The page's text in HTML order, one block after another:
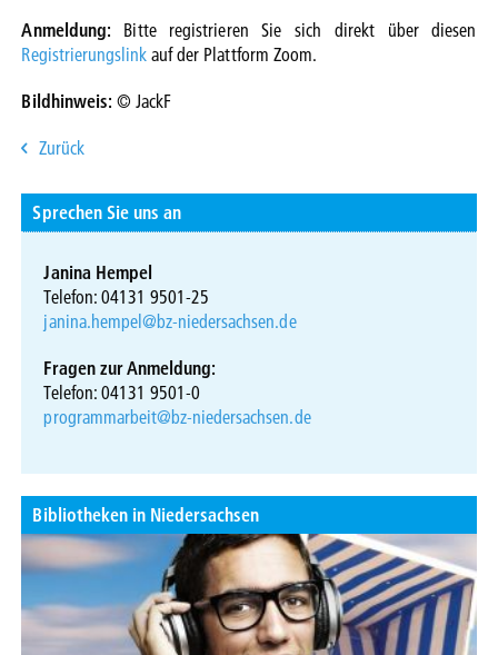
Anmeldung: Bitte registrieren Sie sich direkt über diesen
Registrierungslinkauf der Plattform Zoom.
Bildhinweis: © JackF
Zurück
Sprechen Sie uns an
Janina Hempel
Telefon: 04131 9501-25
janina.hempel@bz-niedersachsen.de
Fragen zur Anmeldung:
Telefon: 04131 9501-0
programmarbeit@bz-niedersachsen.de
Bibliotheken in Niedersachsen